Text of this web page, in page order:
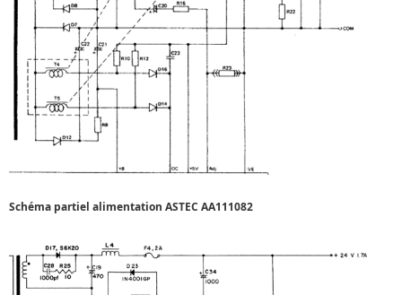
Schéma partiel alimentation ASTEC AA111082